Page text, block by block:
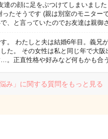
達の顔に足をぶつけてしまいまし
たそうです (親は別室のモニター
、と言っていたのでお友達は親御
。 わたしと夫は結婚6年目。義兄
た。 その女性は私と同じ年で大阪
…。正直性格や好みなど何もかも合
み」に関する質問をもっと見る